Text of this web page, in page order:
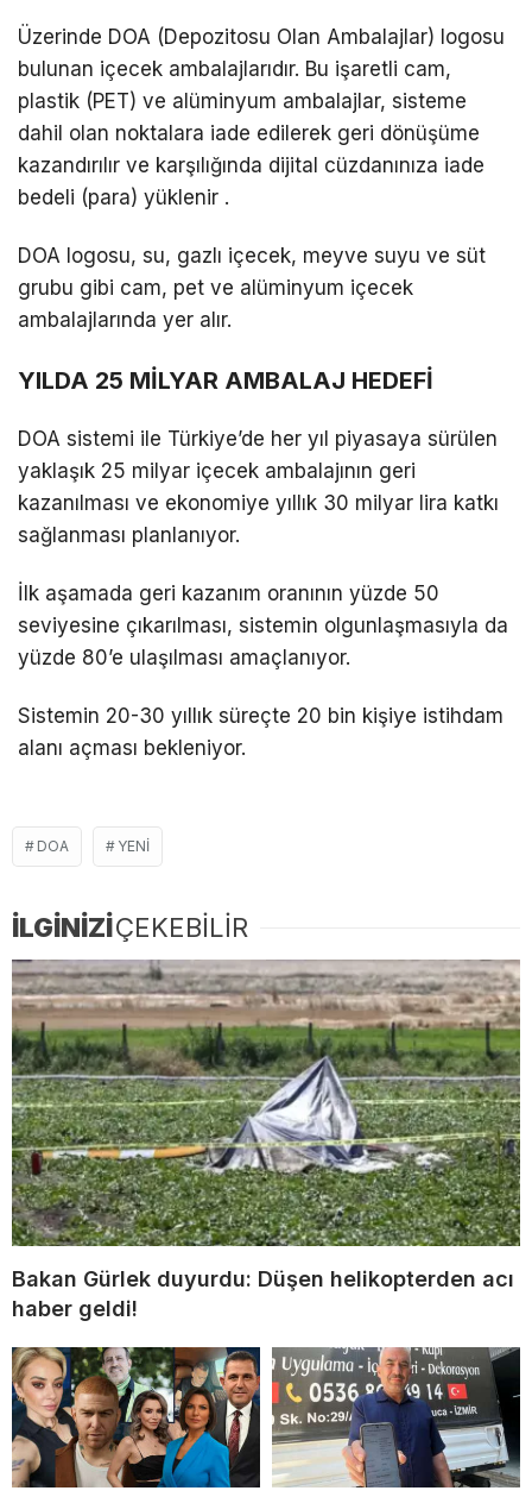
Üzerinde DOA (Depozitosu Olan Ambalajlar) logosu
bulunan içecek ambalajlarıdır. Bu işaretli cam,
plastik (PET) ve alüminyum ambalajlar, sisteme
dahil olan noktalara iade edilerek geri dönüşüme
kazandırılır ve karşılığında dijital cüzdanınıza iade
bedeli (para) yüklenir .
DOA logosu, su, gazlı içecek, meyve suyu ve süt
grubu gibi cam, pet ve alüminyum içecek
ambalajlarında yer alır.
YILDA 25 MİLYAR AMBALAJ HEDEFİ
DOA sistemi ile Türkiye’de her yıl piyasaya sürülen
yaklaşık 25 milyar içecek ambalajının geri
kazanılması ve ekonomiye yıllık 30 milyar lira katkı
sağlanması planlanıyor.
İlk aşamada geri kazanım oranının yüzde 50
seviyesine çıkarılması, sistemin olgunlaşmasıyla da
yüzde 80’e ulaşılması amaçlanıyor.
Sistemin 20-30 yıllık süreçte 20 bin kişiye istihdam
alanı açması bekleniyor.
DOA YENI
İLGİNİZİÇEKEBİLİR
Bakan Gürlek duyurdu: Düşen helikopterden acı
haber geldi!